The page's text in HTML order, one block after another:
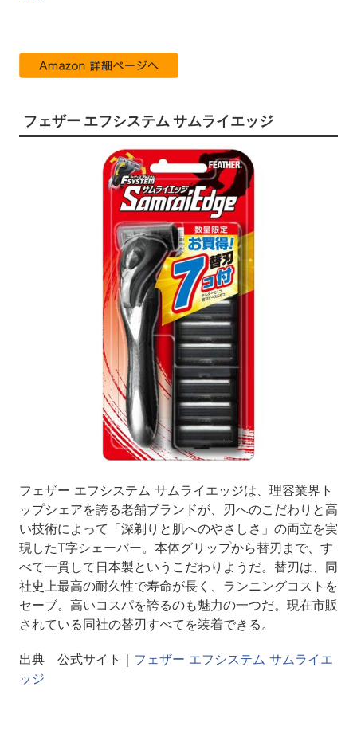
フェザー エフシステム サムライエッジ
フェザー エフシステム サムライエッジは、理容業界ト
ップシェアを誇る老舗ブランドが、刃へのこだわりと高
い技術によって「深剃りと肌へのやさしさ」の両立を実
現したT字シェーバー。本体グリップから替刃まで、す
べて一貫して日本製というこだわりようだ。替刃は、同
社史上最高の耐久性で寿命が長く、ランニングコストを
セーブ。高いコスパを誇るのも魅力の一つだ。現在市販
されている同社の替刃すべてを装着できる。
出典 公式サイト｜ フェザー エフシステム サムライエ
ッジ